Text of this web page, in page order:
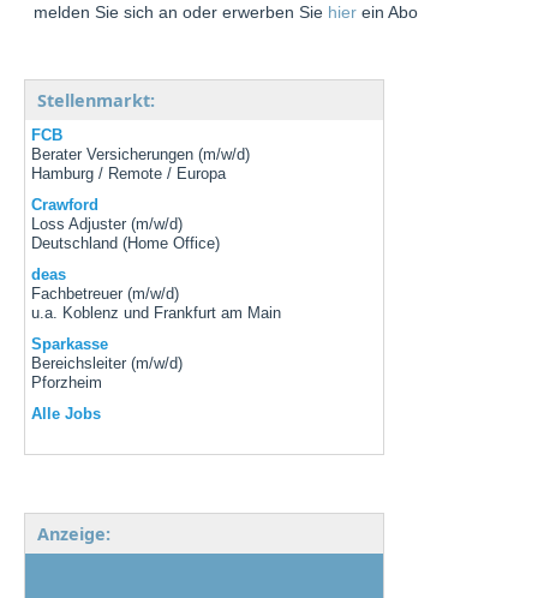
melden Sie sich an oder erwerben Sie hier ein Abo
Stellenmarkt:
FCB
Berater Versicherungen (m/w/d)
Hamburg / Remote / Europa
Crawford
Loss Adjuster (m/w/d)
Deutschland (Home Office)
deas
Fachbetreuer (m/w/d)
u.a. Koblenz und Frankfurt am Main
Sparkasse
Bereichsleiter (m/w/d)
Pforzheim
Alle Jobs
Anzeige: